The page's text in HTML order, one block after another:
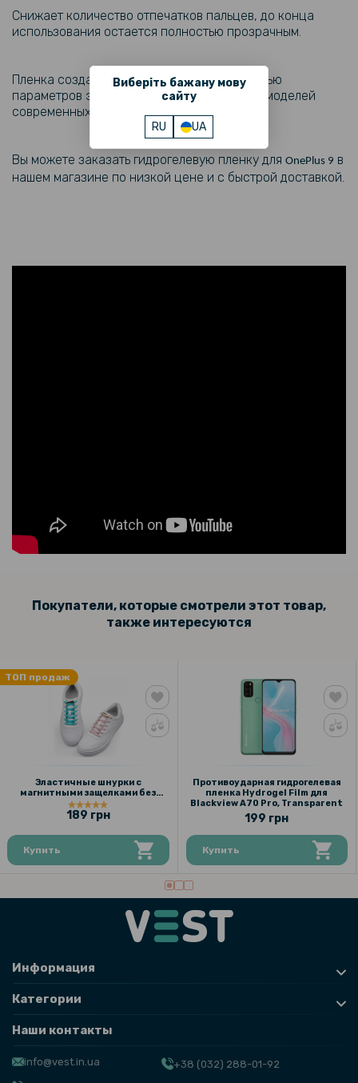
Виберіть бажану мову
сайту
RU UA
Снижает количество отпечатков пальцев, до конца
использования остается полностью прозрачным.
Пленка создается с максимальной точностью
параметров экрана каждой из более 1000 моделей
современных смартфонов.
Вы можете заказать гидрогелевую пленку для OnePlus 9 в
нашем магазине по низкой цене и с быстрой доставкой.
Покупатели, которые смотрели этот товар,
также интересуются
ТОП продаж
Эластичные шнурки с
магнитными защелками без
завязок 1м
189 грн
Купить
Противоударная гидрогелевая
пленка Hydrogel Film для
Blackview A70 Pro, Transparent
199 грн
Купить
Информация
Категории
Наши контакты
info@vest.in.ua +38 (032) 288-01-92